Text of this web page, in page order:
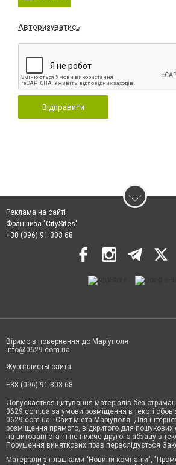
Авторизуватись
Відправити
Реклама на сайті
Франшиза "CitySites"
+38 (096) 91 303 68
Віримо в повернення до Маріуполя
info@0629.com.ua
Журналисты сайта
+38 (096) 91 303 68
Допускається цитування матеріалів без
0629.com.ua за умови розміщення в тексті
0629.com.ua - Сайт міста Маріуполя. Для
розміщення прямого, відкритого для пошукових
на цитовані статті не нижче другого абзацу в
Порушення виняткових прав переслідується
Матеріали з плашками "Новини компаній",